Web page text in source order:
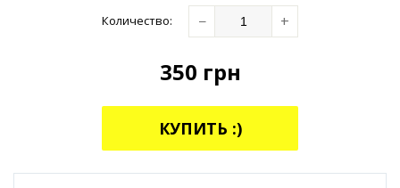
Количество: − +
350 грн
КУПИТЬ :)